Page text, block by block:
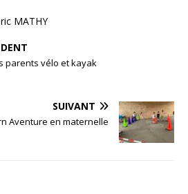
MATHY
parents vélo et kayak
SUIVANT
Aventure en maternelle